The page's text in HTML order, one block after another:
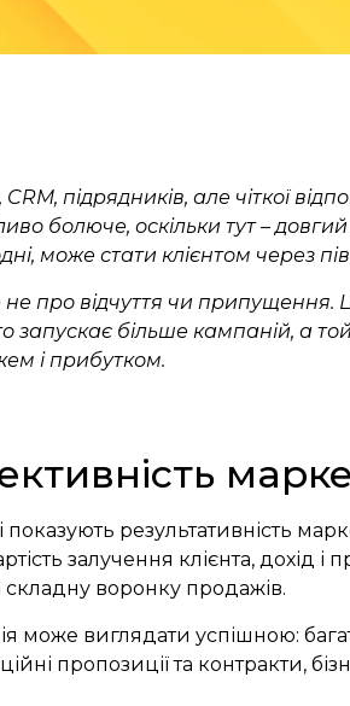
підрядників, але чіткої
болюче, оскільки тут –
може стати клієнтом через
про відчуття чи припущення.
запускає більше кампаній, а
і прибутком.
показують результативність
залучення клієнта, дохід і
воронку продажів.
може виглядати успішною:
пропозиції та контракти,